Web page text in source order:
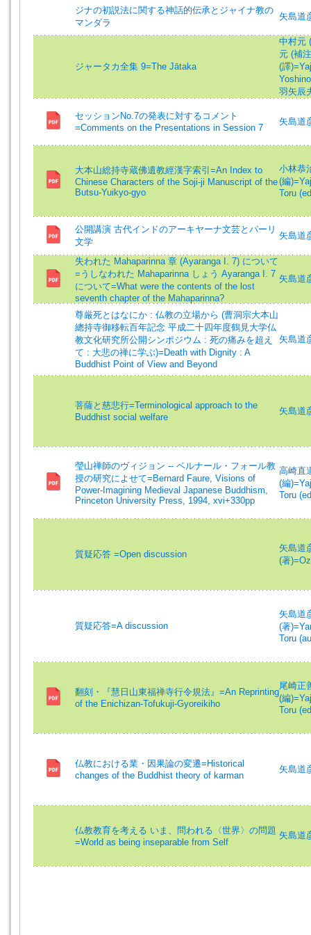
ジナの初説法に関する神話的伝承とジャイナ教の
マンダラ
矢島道
ジャータカ全集 9=The Jātaka
中村元
元 (補
(譯
羽矢辰
セッションNo.7の発表に対するコメント
=Comments on the Presentations in Session 7
矢島道
大本山総持寺蔵佛遺教經漢字索引=An Index to
Chinese Characters of the Soji-ji Manuscript of the
Butsu-Yuikyo-gyo
小林恭
(編
Toru
公開講演 古代インドのアーキヤーナ文芸とパーリ
文学
矢島道
失われた Mahaparinna 章 (Ayaranga I. 7) について
=うしなわれた Mahaparinna しょう Ayaranga I. 7
について=What were the contents of the lost
seventh chapter of the Mahaparinna?
矢島道
尊厳死とはなにか : 仏教の立場から (曹洞宗大本山
總持寺御移転百年記念 平成二十四年度鶴見大学仏
教文化研究所公開シンポジウム : 死の痛みを超え
て : 大悲の禅に学ぶ)=Death with Dignity : A
Buddhist Point of View and Beyond
矢島道
菩薩と慈悲行=Terminological approach to the
Buddhist social welfare
矢島道
瑩山禅師のヴィジョン -- ベルナール・フォール教
授の研究によせて=Bernard Faure, Visions of
Power-Imagining Medieval Japanese Buddhism,
Princeton University Press, 1994, xvi+330pp
高崎直
(編
Toru
質疑応答 =Open discussion
矢島道
(著
質疑応答=A discussion
矢島道
(著
Toru
翻刻・『慧日山東福禅寺行令規法』=An Reprinting
of the Enichizan-Tofukuji-Gyoreikiho
尾崎正
(編
Toru
仏教における業・因果論の変遷=Historical
changes of the Buddhist theory of karman
矢島道
仏教教育を考える いま、問われる〈世界〉の問題
=World as being inseparable from Self
矢島道